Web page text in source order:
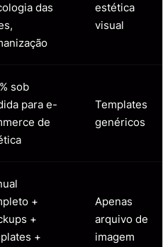
das
estética
visual
sob
para e-
de
Templates
genéricos
+
+
+
Apenas
arquivo de
imagem